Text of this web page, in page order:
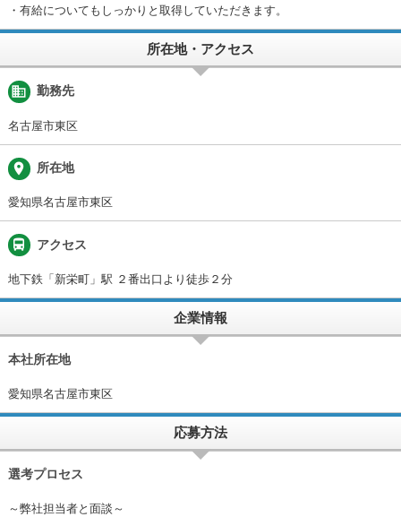
・有給についてもしっかりと取得していただきます。
所在地・アクセス
business 勤務先
名古屋市東区
place 所在地
愛知県名古屋市東区
directions_bus アクセス
地下鉄「新栄町」駅 ２番出口より徒歩２分
企業情報
本社所在地
愛知県名古屋市東区
応募方法
選考プロセス
～弊社担当者と面談～